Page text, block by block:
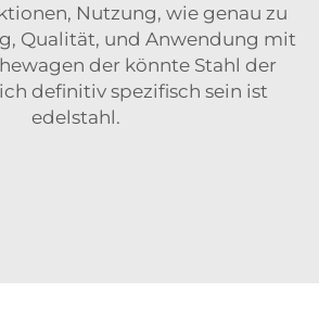
Nutzung, wie genau zu
Qualität, und Anwendung mit
der könnte Stahl der
definitiv spezifisch sein ist
edelstahl.